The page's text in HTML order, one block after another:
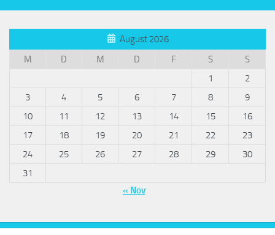
August 2026
M
D M D F S
S
1
2
3
4 5 6 7 8
9
10
11 12 13 14 15
16
17
18 19 20 21 22
23
24
25 26 27 28 29
30
31
« Nov